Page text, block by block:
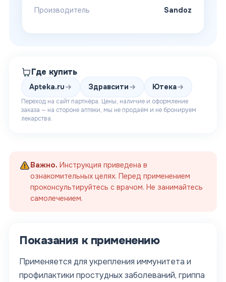
Производитель Sandoz
Где купить
Apteka.ru Здравсити Ютека
Переход на сайт партнёра. Цены, наличие и оформление
заказа — на стороне аптеки, мы не продаём и не бронируем
лекарства.
Важно. Инструкция приведена в
ознакомительных целях. Перед применением
проконсультируйтесь с врачом. Не занимайтесь
самолечением.
Показания к применению
Применяется для укрепления иммунитета и
профилактики простудных заболеваний, гриппа